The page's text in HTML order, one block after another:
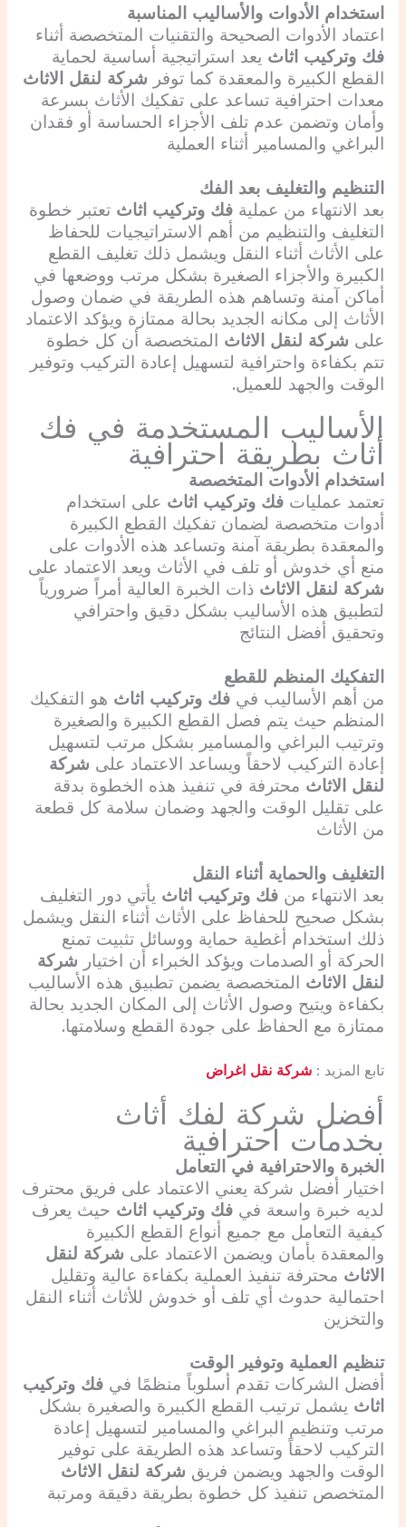
استخدام الأدوات والأساليب المناسبة
اعتماد الأدوات الصحيحة والتقنيات المتخصصة أثناء
فك وتركيب اثاث يعد استراتيجية أساسية لحماية
القطع الكبيرة والمعقدة كما توفر شركة لنقل الاثاث
معدات احترافية تساعد على تفكيك الأثاث بسرعة
وأمان وتضمن عدم تلف الأجزاء الحساسة أو فقدان
البراغي والمسامير أثناء العملية
التنظيم والتغليف بعد الفك
بعد الانتهاء من عملية فك وتركيب اثاث تعتبر خطوة
التغليف والتنظيم من أهم الاستراتيجيات للحفاظ
على الأثاث أثناء النقل ويشمل ذلك تغليف القطع
الكبيرة والأجزاء الصغيرة بشكل مرتب ووضعها في
أماكن آمنة وتساهم هذه الطريقة في ضمان وصول
الأثاث إلى مكانه الجديد بحالة ممتازة ويؤكد الاعتماد
على شركة لنقل الاثاث المتخصصة أن كل خطوة
تتم بكفاءة واحترافية لتسهيل إعادة التركيب وتوفير
الوقت والجهد للعميل.
الأساليب المستخدمة في فك
أثاث بطريقة احترافية
استخدام الأدوات المتخصصة
تعتمد عمليات فك وتركيب اثاث على استخدام
أدوات متخصصة لضمان تفكيك القطع الكبيرة
والمعقدة بطريقة آمنة وتساعد هذه الأدوات على
منع أي خدوش أو تلف في الأثاث ويعد الاعتماد على
شركة لنقل الاثاث ذات الخبرة العالية أمراً ضرورياً
لتطبيق هذه الأساليب بشكل دقيق واحترافي
وتحقيق أفضل النتائج
التفكيك المنظم للقطع
من أهم الأساليب في فك وتركيب اثاث هو التفكيك
المنظم حيث يتم فصل القطع الكبيرة والصغيرة
وترتيب البراغي والمسامير بشكل مرتب لتسهيل
إعادة التركيب لاحقاً ويساعد الاعتماد على شركة
لنقل الاثاث محترفة في تنفيذ هذه الخطوة بدقة
على تقليل الوقت والجهد وضمان سلامة كل قطعة
من الأثاث
التغليف والحماية أثناء النقل
بعد الانتهاء من فك وتركيب اثاث يأتي دور التغليف
بشكل صحيح للحفاظ على الأثاث أثناء النقل ويشمل
ذلك استخدام أغطية حماية ووسائل تثبيت تمنع
الحركة أو الصدمات ويؤكد الخبراء أن اختيار شركة
لنقل الاثاث المتخصصة يضمن تطبيق هذه الأساليب
بكفاءة ويتيح وصول الأثاث إلى المكان الجديد بحالة
ممتازة مع الحفاظ على جودة القطع وسلامتها.
تابع المزيد : شركة نقل اغراض
أفضل شركة لفك أثاث
بخدمات احترافية
الخبرة والاحترافية في التعامل
اختيار أفضل شركة يعني الاعتماد على فريق محترف
لديه خبرة واسعة في فك وتركيب اثاث حيث يعرف
كيفية التعامل مع جميع أنواع القطع الكبيرة
والمعقدة بأمان ويضمن الاعتماد على شركة لنقل
الاثاث محترفة تنفيذ العملية بكفاءة عالية وتقليل
احتمالية حدوث أي تلف أو خدوش للأثاث أثناء النقل
والتخزين
تنظيم العملية وتوفير الوقت
أفضل الشركات تقدم أسلوباً منظمًا في فك وتركيب
اثاث يشمل ترتيب القطع الكبيرة والصغيرة بشكل
مرتب وتنظيم البراغي والمسامير لتسهيل إعادة
التركيب لاحقاً وتساعد هذه الطريقة على توفير
الوقت والجهد ويضمن فريق شركة لنقل الاثاث
المتخصص تنفيذ كل خطوة بطريقة دقيقة ومرتبة